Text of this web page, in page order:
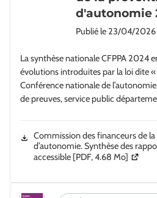
d'autonomie
Publié le 23/04/2026
La synthèse nationale CFPPA 2024
évolutions introduites par la loi dite
Conférence nationale de
de preuves, service public
Commission des financeurs de
d’autonomie. Synthèse des
accessible [PDF, 4.68 Mo]